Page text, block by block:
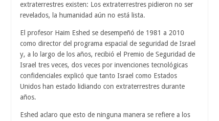
extraterrestres existen: Los extraterrestres pidieron no ser
revelados, la humanidad aún no está lista.
El profesor Haim Eshed se desempeñó de 1981 a 2010
como director del programa espacial de seguridad de Israel
y, a lo largo de los años, recibió el Premio de Seguridad de
Israel tres veces, dos veces por invenciones tecnológicas
confidenciales explicó que tanto Israel como Estados
Unidos han estado lidiando con extraterrestres durante
años.
Eshed aclaro que esto de ninguna manera se refiere a los